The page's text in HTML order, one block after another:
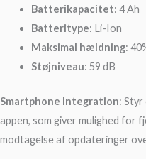
Batterikapacitet: 4 Ah
Batteritype: Li-Ion
Maksimal hældning:
Støjniveau: 59 dB
Smartphone Integration: Styr
appen, som giver mulighed for
modtagelse af opdateringer